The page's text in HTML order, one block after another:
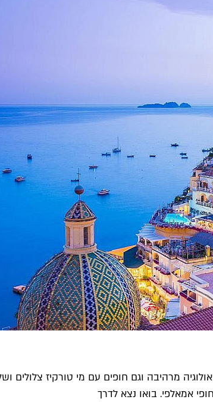
מרהיבה וגם חופים עם מי טורקיז צלולים
אמאלפי. בואו נצא לדרך